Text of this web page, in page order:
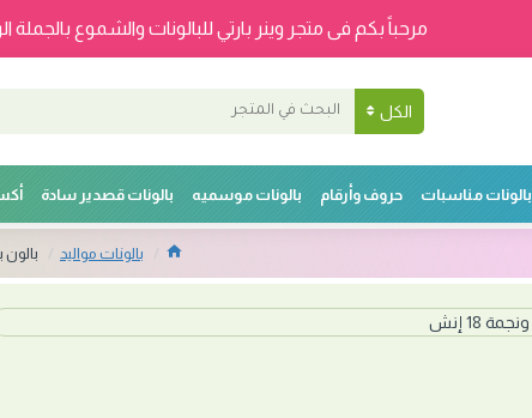
مرحباً بكم فى متجر وينر بارتي للبالونات والشموع بالجملة
الكل
بالونات مناسبات حروف وأرقام بالونات موسميه بالونات قصدير سادة
بالونات مواليد بالون